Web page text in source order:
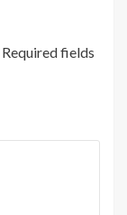
Required fields